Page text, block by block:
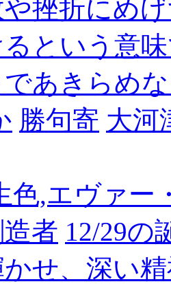
挫折にめ
という意
であきらめ
勝句寄 大河
色,エヴァ
者 12/29の
せ、深い